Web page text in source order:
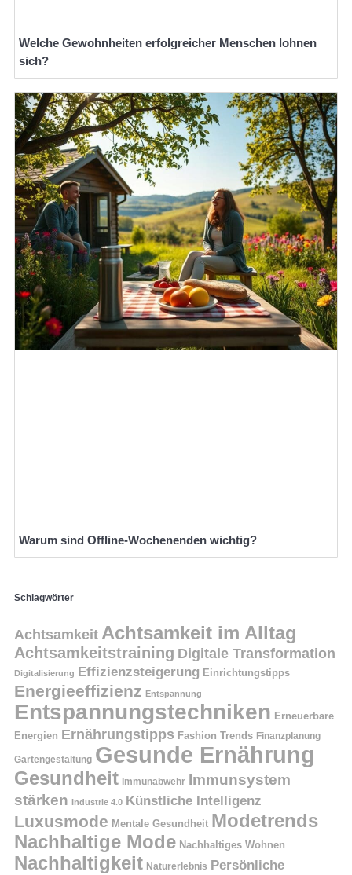
Welche Gewohnheiten erfolgreicher Menschen lohnen
sich?
Warum sind Offline-Wochenenden wichtig?
Schlagwörter
Achtsamkeit Achtsamkeit im Alltag
Achtsamkeitstraining Digitale Transformation
Digitalisierung Effizienzsteigerung Einrichtungstipps
Energieeffizienz Entspannung
Entspannungstechniken Erneuerbare
Energien Ernährungstipps Fashion Trends Finanzplanung
Gartengestaltung Gesunde Ernährung
Gesundheit Immunabwehr Immunsystem
stärken
Industrie 4.0 Künstliche Intelligenz
Luxusmode Mentale Gesundheit Modetrends
Nachhaltige Mode Nachhaltiges Wohnen
Nachhaltigkeit Naturerlebnis Persönliche